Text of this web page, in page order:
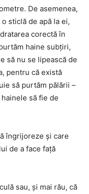
De asemenea,
sticlă de apă la ei,
corectă în
haine subțiri,
să nu se lipească de
pentru că există
să purtăm pălării –
să fie de
îngrijoreze și care
de a face față
sau, și mai rău, că